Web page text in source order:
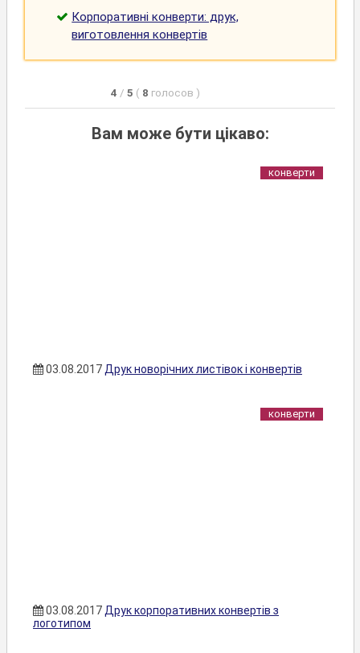
Корпоративні конверти: друк,
виготовлення конвертів
4 / 5 ( 8 голосов )
Вам може бути цікаво:
конверти
03.08.2017Друк новорічних листівок і конвертів
конверти
03.08.2017Друк корпоративних конвертів з
логотипом